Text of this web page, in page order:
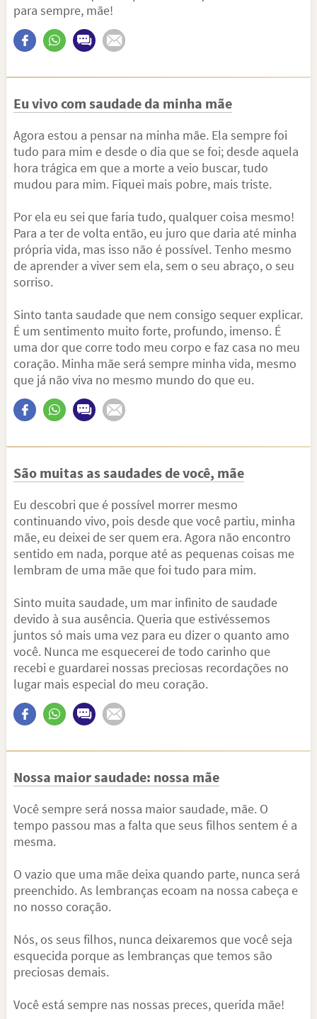
para sempre, mãe!
Eu vivo com saudade da minha mãe
Agora estou a pensar na minha mãe. Ela sempre foi
tudo para mim e desde o dia que se foi; desde aquela
hora trágica em que a morte a veio buscar, tudo
mudou para mim. Fiquei mais pobre, mais triste.
Por ela eu sei que faria tudo, qualquer coisa mesmo!
Para a ter de volta então, eu juro que daria até minha
própria vida, mas isso não é possível. Tenho mesmo
de aprender a viver sem ela, sem o seu abraço, o seu
sorriso.
Sinto tanta saudade que nem consigo sequer explicar.
É um sentimento muito forte, profundo, imenso. É
uma dor que corre todo meu corpo e faz casa no meu
coração. Minha mãe será sempre minha vida, mesmo
que já não viva no mesmo mundo do que eu.
São muitas as saudades de você, mãe
Eu descobri que é possível morrer mesmo
continuando vivo, pois desde que você partiu, minha
mãe, eu deixei de ser quem era. Agora não encontro
sentido em nada, porque até as pequenas coisas me
lembram de uma mãe que foi tudo para mim.
Sinto muita saudade, um mar infinito de saudade
devido à sua ausência. Queria que estivéssemos
juntos só mais uma vez para eu dizer o quanto amo
você. Nunca me esquecerei de todo carinho que
recebi e guardarei nossas preciosas recordações no
lugar mais especial do meu coração.
Nossa maior saudade: nossa mãe
Você sempre será nossa maior saudade, mãe. O
tempo passou mas a falta que seus filhos sentem é a
mesma.
O vazio que uma mãe deixa quando parte, nunca será
preenchido. As lembranças ecoam na nossa cabeça e
no nosso coração.
Nós, os seus filhos, nunca deixaremos que você seja
esquecida porque as lembranças que temos são
preciosas demais.
Você está sempre nas nossas preces, querida mãe!